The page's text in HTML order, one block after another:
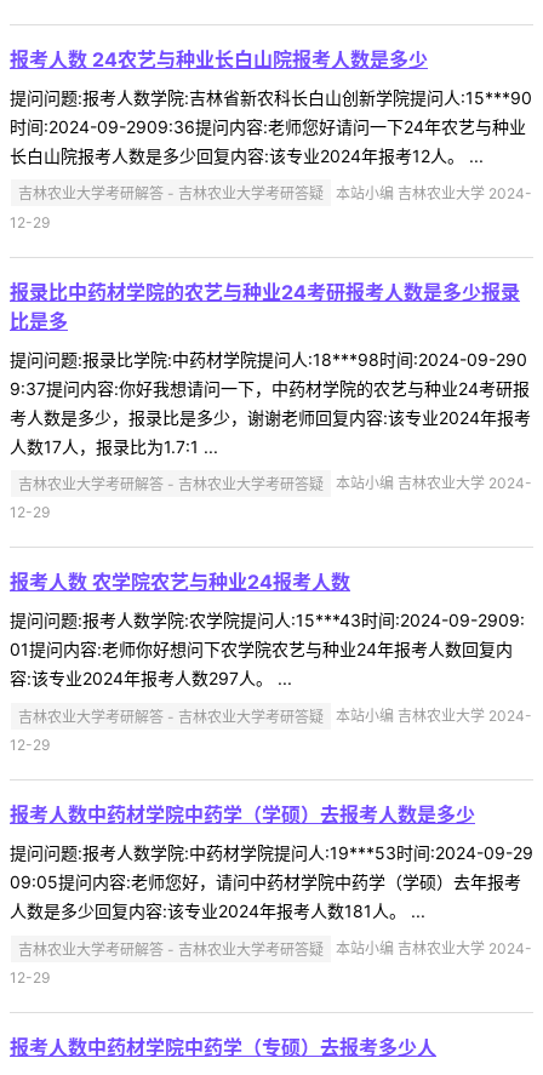
报考人数 24农艺与种业长白山院报考人数是多少
提问问题:报考人数学院:吉林省新农科长白山创新学院提问人:15***90
时间:2024-09-2909:36提问内容:老师您好请问一下24年农艺与种业
长白山院报考人数是多少回复内容:该专业2024年报考12人。 ...
吉林农业大学考研解答 - 吉林农业大学考研答疑
本站小编 吉林农业大学 2024-
12-29
报录比中药材学院的农艺与种业24考研报考人数是多少报录
比是多
提问问题:报录比学院:中药材学院提问人:18***98时间:2024-09-290
9:37提问内容:你好我想请问一下，中药材学院的农艺与种业24考研报
考人数是多少，报录比是多少，谢谢老师回复内容:该专业2024年报考
人数17人，报录比为1.7:1 ...
吉林农业大学考研解答 - 吉林农业大学考研答疑
本站小编 吉林农业大学 2024-
12-29
报考人数 农学院农艺与种业24报考人数
提问问题:报考人数学院:农学院提问人:15***43时间:2024-09-2909:
01提问内容:老师你好想问下农学院农艺与种业24年报考人数回复内
容:该专业2024年报考人数297人。 ...
吉林农业大学考研解答 - 吉林农业大学考研答疑
本站小编 吉林农业大学 2024-
12-29
报考人数中药材学院中药学（学硕）去报考人数是多少
提问问题:报考人数学院:中药材学院提问人:19***53时间:2024-09-29
09:05提问内容:老师您好，请问中药材学院中药学（学硕）去年报考
人数是多少回复内容:该专业2024年报考人数181人。 ...
吉林农业大学考研解答 - 吉林农业大学考研答疑
本站小编 吉林农业大学 2024-
12-29
报考人数中药材学院中药学（专硕）去报考多少人